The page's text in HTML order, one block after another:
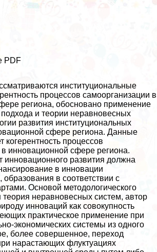
PDF
институциональные
процессов самоорганизации в
региона, обосновано применение
подхода и теории неравновесных
развития институциональных
сфере региона. Данные
когерентность процессов
инновационной сфере региона.
инновационного развития должна
в инновации
в соответствии с
Основой методологического
теория неравновесных систем, автор
инноваций как совокупность
пpaктическое применение при
экономических системы из одного
более совершенное, переход
нарастающих флуктуациях